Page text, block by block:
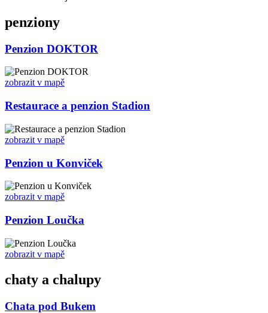
penziony
Penzion DOKTOR
zobrazit v mapě
Restaurace a penzion Stadion
zobrazit v mapě
Penzion u Konviček
zobrazit v mapě
Penzion Loučka
zobrazit v mapě
chaty a chalupy
Chata pod Bukem